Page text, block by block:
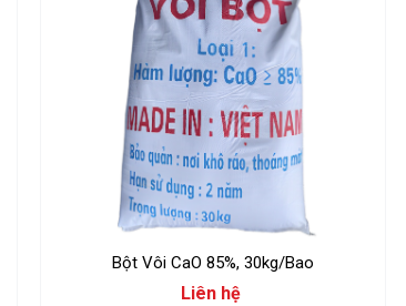
Bột Vôi CaO 85%, 30kg/Bao
Liên hệ